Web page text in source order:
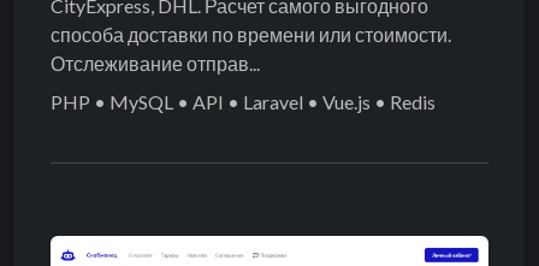
CityExpress, DHL. Расчет самого выгодного
способа доставки по времени или стоимости.
Отслеживание отправ...
PHP • MySQL • API • Laravel • Vue.js • Redis